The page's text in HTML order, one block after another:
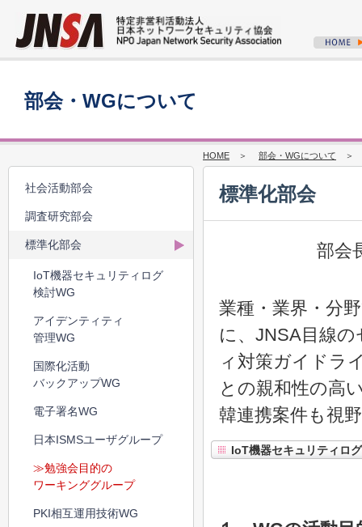
部会・WGについて
HOME ＞ 部会・WGについて ＞
標準化部会
部会
業種・業界・分
に、JNSA目線
ィ対策ガイドラ
との親和性の高
韓連携案件も視
IoT機器セキュリティロ
社会活動部会
調査研究部会
標準化部会
IoT機器セキュリティログ
検討WG
アイデンティティ
管理WG
国際化活動
バックアップWG
電子署名WG
日本ISMSユーザグループ
≫勉強会目的の
ワーキンググループ
PKI相互運用技術WG